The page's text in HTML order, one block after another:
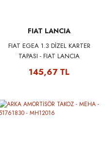
FIAT LANCIA
FIAT EGEA 1.3 DİZEL KARTER
TAPASI - FIAT LANCIA
145,67 TL